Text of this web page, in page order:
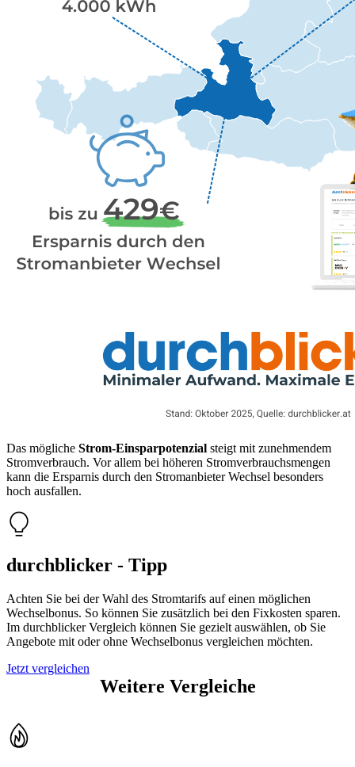
Das mögliche Strom-Einsparpotenzial steigt mit zunehmendem
Stromverbrauch. Vor allem bei höheren Stromverbrauchsmengen
kann die Ersparnis durch den Stromanbieter Wechsel besonders
hoch ausfallen.
durchblicker - Tipp
Achten Sie bei der Wahl des Stromtarifs auf einen möglichen
Wechselbonus. So können Sie zusätzlich bei den Fixkosten sparen.
Im durchblicker Vergleich können Sie gezielt auswählen, ob Sie
Angebote mit oder ohne Wechselbonus vergleichen möchten.
Jetzt vergleichen
Weitere Vergleiche